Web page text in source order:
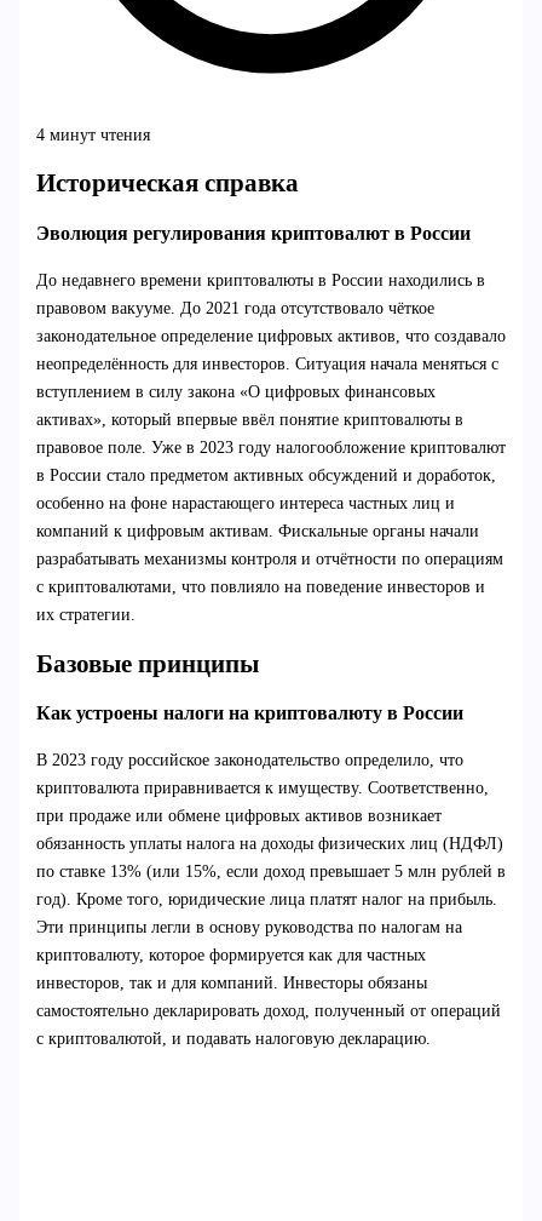
4 минут чтения
Историческая справка
Эволюция регулирования криптовалют в России
До недавнего времени криптовалюты в России находились в
правовом вакууме. До 2021 года отсутствовало чёткое
законодательное определение цифровых активов, что создавало
неопределённость для инвесторов. Ситуация начала меняться с
вступлением в силу закона «О цифровых финансовых
активах», который впервые ввёл понятие криптовалюты в
правовое поле. Уже в 2023 году налогообложение криптовалют
в России стало предметом активных обсуждений и доработок,
особенно на фоне нарастающего интереса частных лиц и
компаний к цифровым активам. Фискальные органы начали
разрабатывать механизмы контроля и отчётности по операциям
с криптовалютами, что повлияло на поведение инвесторов и
их стратегии.
Базовые принципы
Как устроены налоги на криптовалюту в России
В 2023 году российское законодательство определило, что
криптовалюта приравнивается к имуществу. Соответственно,
при продаже или обмене цифровых активов возникает
обязанность уплаты налога на доходы физических лиц (НДФЛ)
по ставке 13% (или 15%, если доход превышает 5 млн рублей в
год). Кроме того, юридические лица платят налог на прибыль.
Эти принципы легли в основу руководства по налогам на
криптовалюту, которое формируется как для частных
инвесторов, так и для компаний. Инвесторы обязаны
самостоятельно декларировать доход, полученный от операций
с криптовалютой, и подавать налоговую декларацию.